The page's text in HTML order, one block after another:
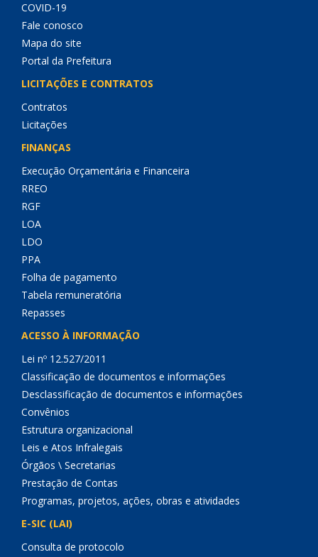
COVID-19
Fale conosco
Mapa do site
Portal da Prefeitura
LICITAÇÕES E CONTRATOS
Contratos
Licitações
FINANÇAS
Execução Orçamentária e Financeira
RREO
RGF
LOA
LDO
PPA
Folha de pagamento
Tabela remuneratória
Repasses
ACESSO À INFORMAÇÃO
Lei nº 12.527/2011
Classificação de documentos e informações
Desclassificação de documentos e informações
Convênios
Estrutura organizacional
Leis e Atos Infralegais
Órgãos \ Secretarias
Prestação de Contas
Programas, projetos, ações, obras e atividades
E-SIC (LAI)
Consulta de protocolo